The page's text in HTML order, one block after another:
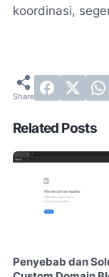
koordinasi,
Related Posts
Penyebab dan